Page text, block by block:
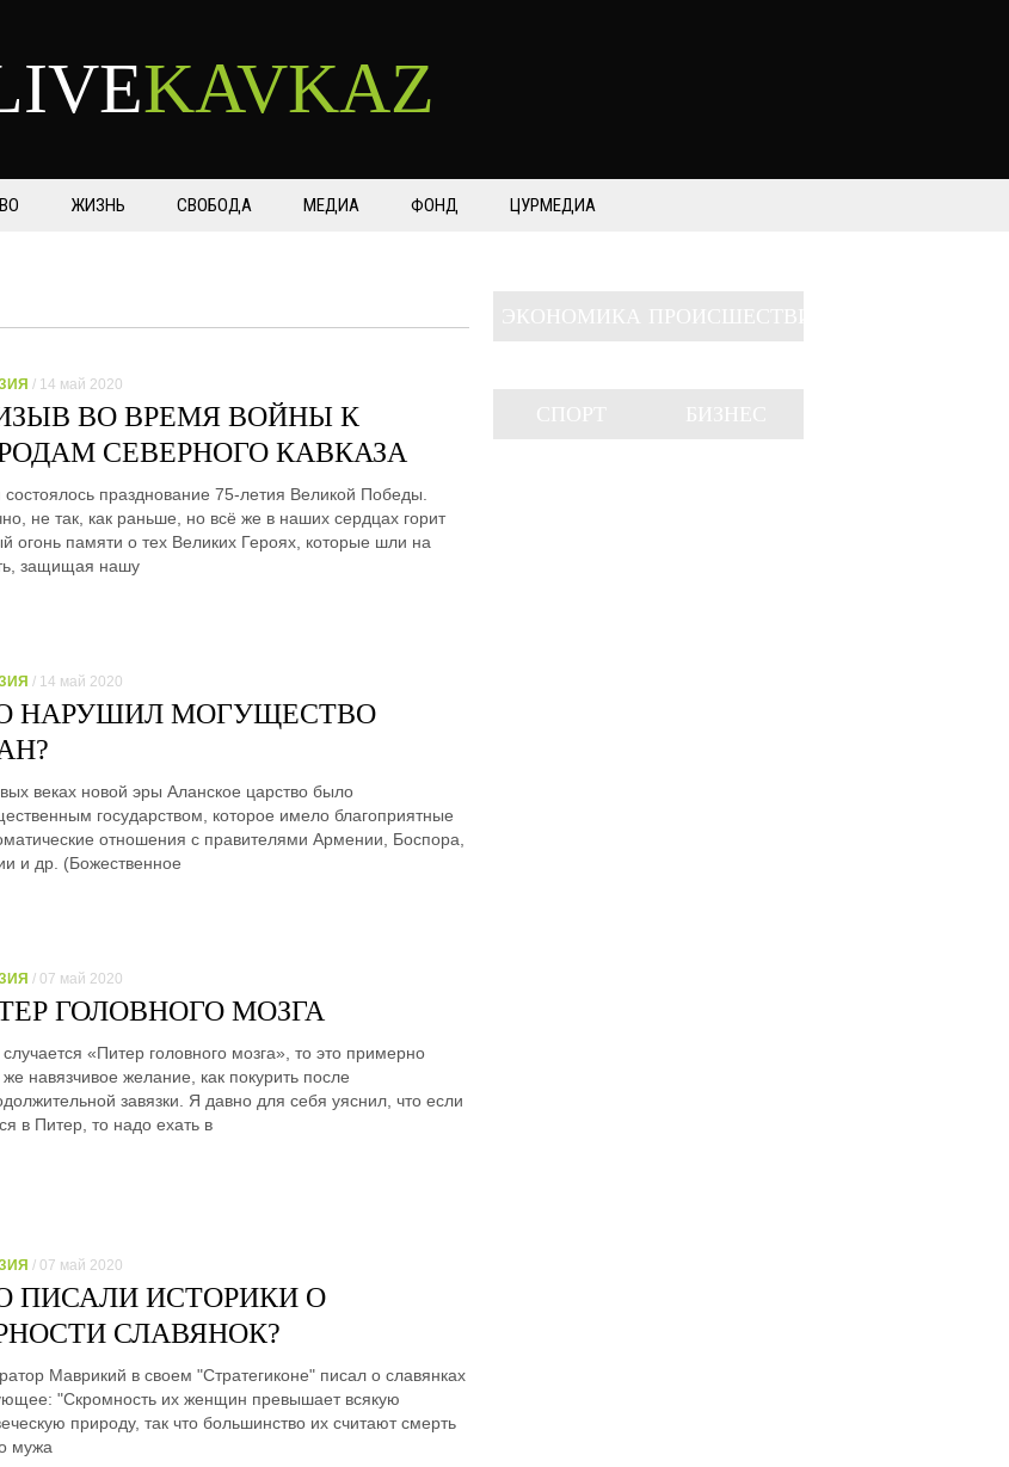
KAVKAZ
ЖИЗНЬ СВОБОДА МЕДИА ФОНД ЦУРМЕДИА
/ 14 май 2020
ВО ВРЕМЯ ВОЙНЫ К
СЕВЕРНОГО КАВКАЗА
празднование 75-летия Великой Победы.
не так, как раньше, но всё же в наших сердцах горит
огонь памяти о тех Великих Героях, которые шли на
защищая нашу
/ 14 май 2020
НАРУШИЛ МОГУЩЕСТВО
веках новой эры Аланское царство было
государством, которое имело благоприятные
отношения с правителями Армении, Боспора,
и др. (Божественное
/ 07 май 2020
ГОЛОВНОГО МОЗГА
случается «Питер головного мозга», то это примерно
же навязчивое желание, как покурить после
завязки. Я давно для себя уяснил, что если
в Питер, то надо ехать в
/ 07 май 2020
ПИСАЛИ ИСТОРИКИ О
СЛАВЯНОК?
Маврикий в своем "Стратегиконе" писал о славянках
"Скромность их женщин превышает всякую
природу, так что большинство их считают смерть
мужа